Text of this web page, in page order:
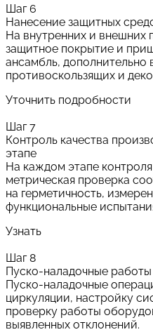
Шаг 6
Нанесение защитных
На внутренних и внешних
защитное покрытие и
ансамбль, дополнительно
противоскользящих и
Уточнить подробности
Шаг 7
Контроль качества
этапе
На каждом этапе
метрическая проверка
на герметичность,
функциональные
Узнать
Шаг 8
Пуско-наладочные работы
Пуско-наладочные
циркуляции, настройку
проверку работы
выявленных отклонений.